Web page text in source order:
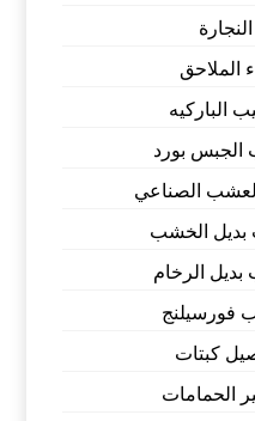
الملاحق
الباركيه
الجبس بورد
الصناعي
بديل الخشب
الرخام
فورسيلنج
كبتات
الحمامات